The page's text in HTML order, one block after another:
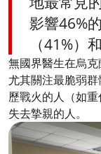
影響46%
（41%）
無國界醫生在烏
尤其關注最脆弱
歷戰火的人（如
失去摯親的人。